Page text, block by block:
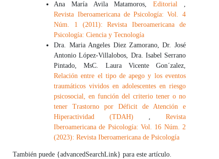
Ana María Avila Matamoros,Editorial ,
Revista Iberoamericana de Psicología: Vol. 4
Núm. 1 (2011): Revista Iberoamericana de
Psicología: Ciencia y Tecnología
Dra. Maria Angeles Diez Zamorano, Dr. José
Antonio López-Villalobos, Dra. Isabel Serrano
Pintado, MsC. Laura Vicente Gon´zalez,
Relación entre el tipo de apego y los eventos
traumáticos vividos en adolescentes en riesgo
psicosocial, en función del criterio tener o no
tener Trastorno por Déficit de Atención e
Hiperactividad (TDAH) , Revista
Iberoamericana de Psicología: Vol. 16 Núm. 2
(2023): Revista Iberoamericana de Psicología
También puede {advancedSearchLink} para este artículo.